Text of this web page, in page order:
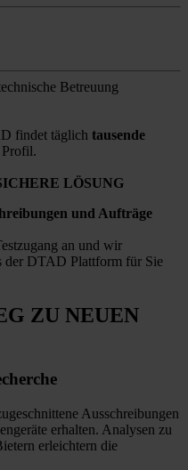
Betreuung
findet täglich tausende
LÖSUNG
und Aufträge
an und wir
der DTAD Plattform für Sie
ZU NEUEN
Ausschreibungen
erhalten. Analysen zu
erleichtern die